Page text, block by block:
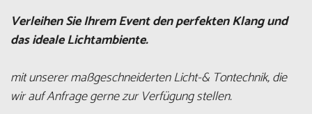
Verleihen Sie Ihrem Event den perfekten Klang und
das ideale Lichtambiente.
mit unserer maßgeschneiderten Licht-& Tontechnik, die
wir auf Anfrage gerne zur Verfügung stellen.